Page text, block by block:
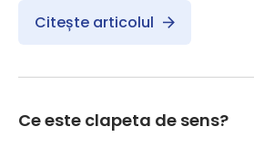
Citește articolul
Ce este clapeta de sens?